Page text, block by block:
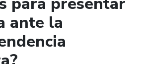
ante la